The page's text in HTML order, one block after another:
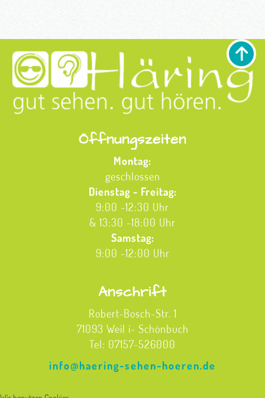
Öffnungszeiten
Montag:
geschlossen
Dienstag - Freitag:
9:00 -12:30 Uhr
& 13:30 -18:00 Uhr
Samstag:
9:00 -12:00 Uhr
Anschrift
Robert-Bosch-Str. 1
71093 Weil i- Schönbuch
Tel: 07157-526000
info@haering-sehen-hoeren.de